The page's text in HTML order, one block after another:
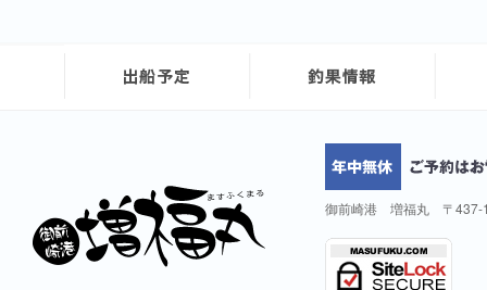
御前崎港 増福丸 〒437-